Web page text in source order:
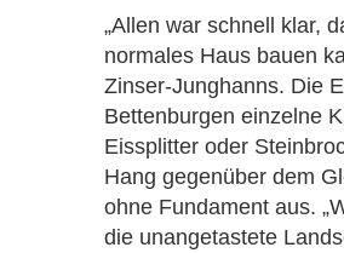
„Allen war schnell klar,
normales Haus bauen
Zinser-Junghanns. Die
Bettenburgen einzelne
Eissplitter oder
Hang gegenüber dem
ohne Fundament aus.
die unangetastete